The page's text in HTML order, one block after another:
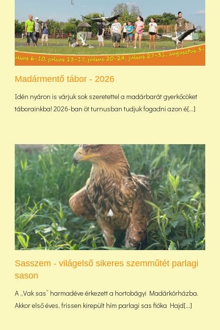
Madármentő tábor - 2026
Idén nyáron is várjuk sok szeretettel a madárbarát gyerkőcöket
táborainkba! 2026-ban öt turnusban tudjuk fogadni azon é[...]
Sasszem - világelső sikeres szemműtét parlagi
sason
A „Vak sas” harmadéve érkezett a hortobágyi Madárkórházba.
Akkor első éves, frissen kirepült hím parlagi sas fióka Hajd[...]